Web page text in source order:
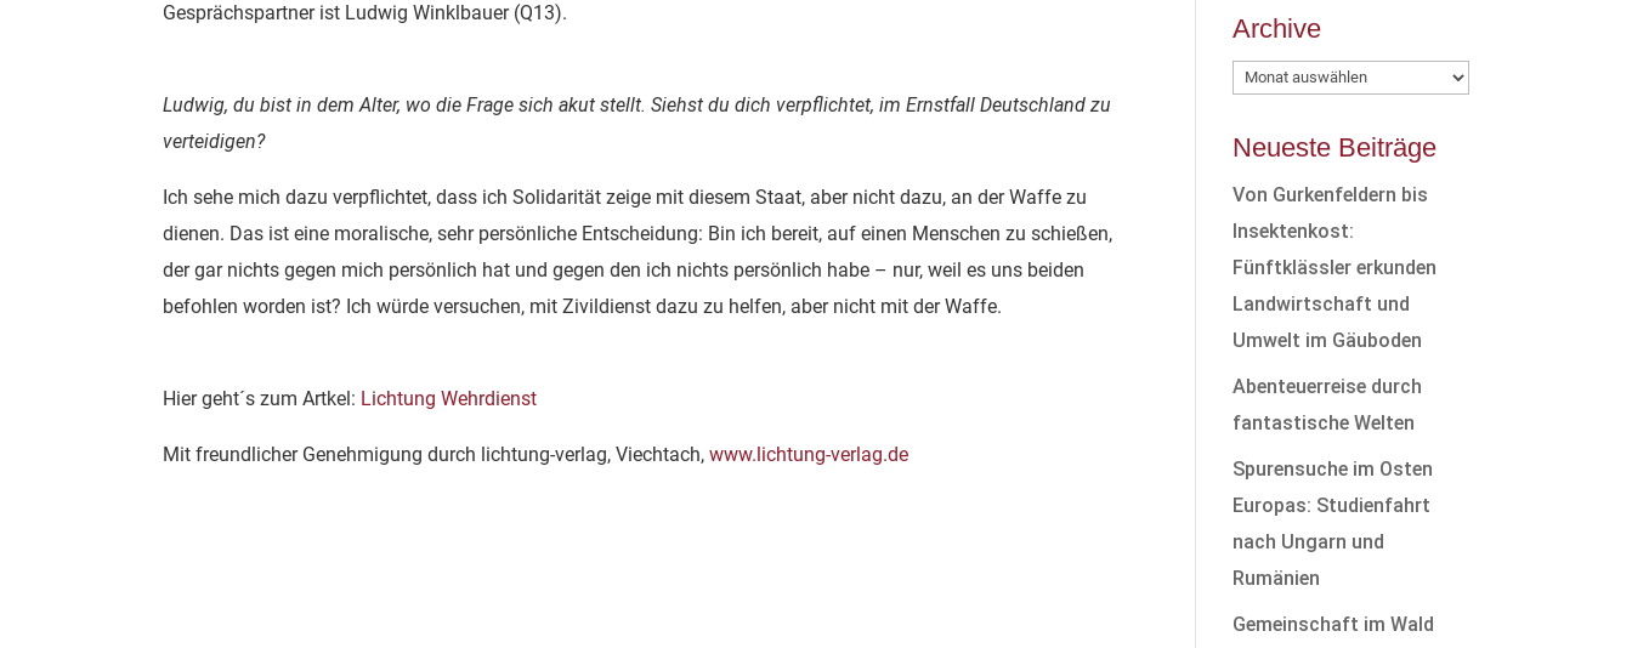
Gesprächspartner ist Ludwig Winklbauer (Q13).
Ludwig, du bist in dem Alter, wo die Frage sich akut stellt. Siehst du dich verpflichtet, im Ernstfall Deutschland zu
verteidigen?
Ich sehe mich dazu verpflichtet, dass ich Solidarität zeige mit diesem Staat, aber nicht dazu, an der Waffe zu
dienen. Das ist eine moralische, sehr persönliche Entscheidung: Bin ich bereit, auf einen Menschen zu schießen,
der gar nichts gegen mich persönlich hat und gegen den ich nichts persönlich habe – nur, weil es uns beiden
befohlen worden ist? Ich würde versuchen, mit Zivildienst dazu zu helfen, aber nicht mit der Waffe.
Hier geht´s zum Artkel: Lichtung Wehrdienst
Mit freundlicher Genehmigung durch lichtung-verlag, Viechtach,www.lichtung-verlag.de
Archive
Archive
Neueste Beiträge
Von Gurkenfeldern bis
Insektenkost:
Fünftklässler erkunden
Landwirtschaft und
Umwelt im Gäuboden
Abenteuerreise durch
fantastische Welten
Spurensuche im Osten
Europas: Studienfahrt
nach Ungarn und
Rumänien
Gemeinschaft im Wald